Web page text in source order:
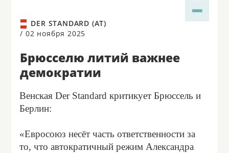
DER STANDARD (AT)
/ 02 ноября 2025
Брюсселю литий важнее
демократии
Венская Der Standard критикует Брюссель и
Берлин:
«Евросоюз несёт часть ответственности за
то, что автократичный режим Александра